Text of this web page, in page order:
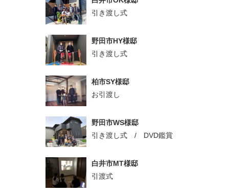
引き渡し式
野田市HY様邸
引き渡し式
柏市SY様邸
お引渡し
野田市WS様邸
引き渡し式 / DVD鑑賞
白井市MT様邸
引渡式